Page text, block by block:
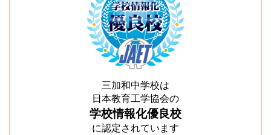
三加和中学校は
日本教育工学協会の
学校情報化優良校
に認定されています